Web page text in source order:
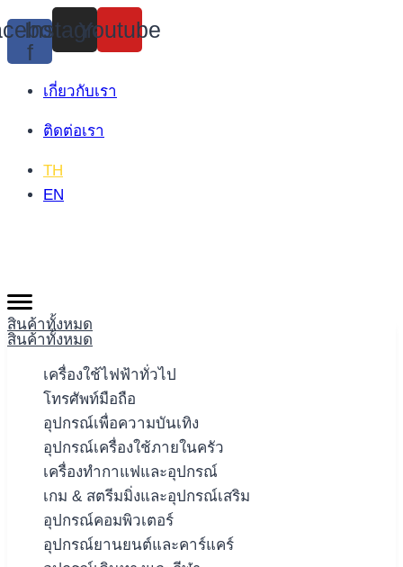
Skip
to
content
f
Instagram
Youtube
เกี่ยวกับเรา
ติดต่อเรา
TH
EN
สินค้าทั้งหมด
สินค้าทั้งหมด
เครื่องใช้ไฟฟ้าทั่วไป
โทรศัพท์มือถือ
อุปกรณ์เพื่อความบันเทิง
อุปกรณ์เครื่องใช้ภายในครัว
เครื่องทำกาแฟและอุปกรณ์
เกม & สตรีมมิ่งและอุปกรณ์เสริม
อุปกรณ์คอมพิวเตอร์
อุปกรณ์ยานยนต์และคาร์แคร์